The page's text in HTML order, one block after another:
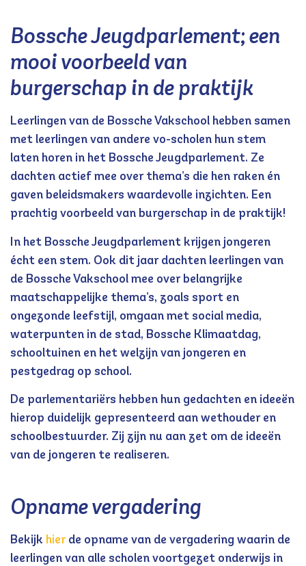
Bossche Jeugdparlement; een
mooi voorbeeld van
burgerschap in de praktijk
Leerlingen van de Bossche Vakschool hebben samen
met leerlingen van andere vo-scholen hun stem
laten horen in het Bossche Jeugdparlement. Ze
dachten actief mee over thema’s die hen raken én
gaven beleidsmakers waardevolle inzichten. Een
prachtig voorbeeld van burgerschap in de praktijk!
In het Bossche Jeugdparlement krijgen jongeren
écht een stem. Ook dit jaar dachten leerlingen van
de Bossche Vakschool mee over belangrijke
maatschappelijke thema’s, zoals sport en
ongezonde leefstijl, omgaan met social media,
waterpunten in de stad, Bossche Klimaatdag,
schooltuinen en het welzijn van jongeren en
pestgedrag op school.
De parlementariërs hebben hun gedachten en ideeën
hierop duidelijk gepresenteerd aan wethouder en
schoolbestuurder. Zij zijn nu aan zet om de ideeën
van de jongeren te realiseren.
Opname vergadering
Bekijk hierde opname van de vergadering waarin de
leerlingen van alle scholen voortgezet onderwijs in